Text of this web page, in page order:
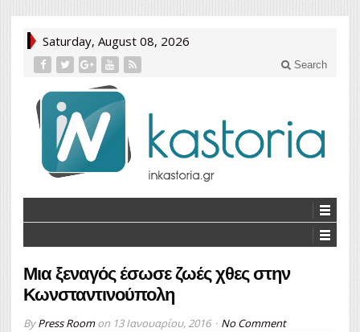
Saturday, August 08, 2026
Search
Mια ξεναγός έσωσε ζωές χθες στην
Κωνσταντινούπολη
ByPress Roomon 13 Ιανουαρίου, 2016 No Comment